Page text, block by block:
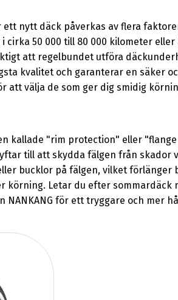
nytt däck påverkas av flera
50 000 till 80 000 kilometer eller
att regelbundet utföra
kvalitet och garanterar en säker
att välja de som ger dig smidig
kallade "rim protection" eller "flange
till att skydda fälgen från skador
bucklor på fälgen, vilket förlänger
körning. Letar du efter sommardäck
för ett tryggare och mer